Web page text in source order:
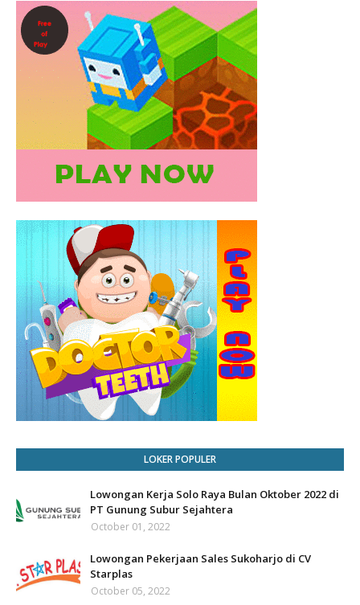
LOKER POPULER
Lowongan Kerja Solo Raya Bulan Oktober 2022 di
PT Gunung Subur Sejahtera
October 01, 2022
Lowongan Pekerjaan Sales Sukoharjo di CV
Starplas
October 05, 2022